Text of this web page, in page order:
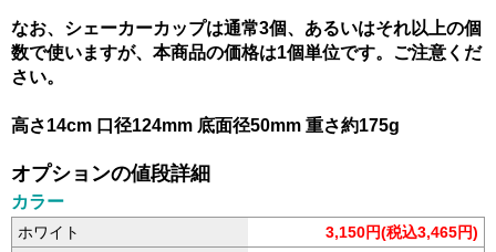
なお、シェーカーカップは通常3個、あるいはそれ以上の個
数で使いますが、本商品の価格は1個単位です。ご注意くだ
さい。
高さ14cm 口径124mm 底面径50mm 重さ約175g
オプションの値段詳細
カラー
ホワイト
3,150円(税込3,465円)